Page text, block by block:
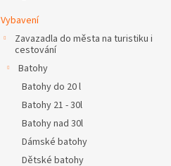
Vybavení
Zavazadla do města na turistiku i
cestování
Batohy
Batohy do 20 l
Batohy 21 - 30l
Batohy nad 30l
Dámské batohy
Dětské batohy